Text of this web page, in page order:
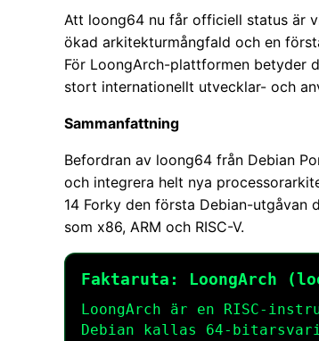
Att loong64 nu får officiell status är
ökad arkitekturmångfald och en
För LoongArch-plattformen betyder
stort internationellt utvecklar- och
Sammanfattning
Befordran av loong64 från Debian
och integrera helt nya
14 Forky den första Debian-utgåvan
som x86, ARM och RISC-V.
Faktaruta: LoongArch
LoongArch är en RISC-
Debian kallas 64-